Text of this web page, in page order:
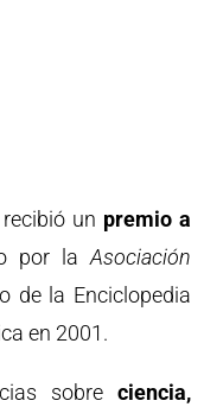
un premio a
por laAsociación
de la Enciclopedia
en 2001.
sobre ciencia,